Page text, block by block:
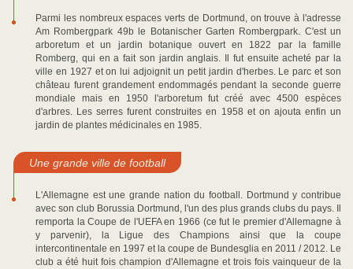
Parmi les nombreux espaces verts de Dortmund, on trouve à l'adresse
Am Rombergpark 49b le Botanischer Garten Rombergpark. C'est un
arboretum et un jardin botanique ouvert en 1822 par la famille
Romberg, qui en a fait son jardin anglais. Il fut ensuite acheté par la
ville en 1927 et on lui adjoignit un petit jardin d'herbes. Le parc et son
château furent grandement endommagés pendant la seconde guerre
mondiale mais en 1950 l'arboretum fut créé avec 4500 espèces
d'arbres. Les serres furent construites en 1958 et on ajouta enfin un
jardin de plantes médicinales en 1985.
Une grande ville de football
L'Allemagne est une grande nation du football. Dortmund y contribue
avec son club Borussia Dortmund, l'un des plus grands clubs du pays. Il
remporta la Coupe de l'UEFA en 1966 (ce fut le premier d'Allemagne à
y parvenir), la Ligue des Champions ainsi que la coupe
intercontinentale en 1997 et la coupe de Bundesglia en 2011 / 2012. Le
club a été huit fois champion d'Allemagne et trois fois vainqueur de la